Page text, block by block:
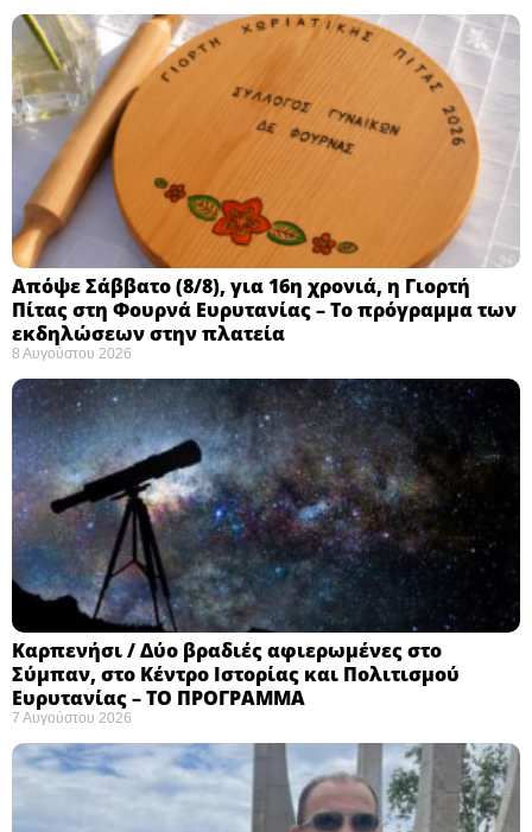
Απόψε Σάββατο (8/8), για 16η χρονιά, η Γιορτή
Πίτας στη Φουρνά Ευρυτανίας – Το πρόγραμμα των
εκδηλώσεων στην πλατεία
8 Αυγούστου 2026
Καρπενήσι / Δύο βραδιές αφιερωμένες στο
Σύμπαν, στο Κέντρο Ιστορίας και Πολιτισμού
Ευρυτανίας – ΤΟ ΠΡΟΓΡΑΜΜΑ
7 Αυγούστου 2026